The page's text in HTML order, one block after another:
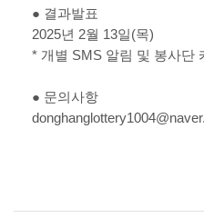
● 결과발표
2025년 2월 13일(목)
* 개별 SMS 알림 및 봉사단
● 문의사항